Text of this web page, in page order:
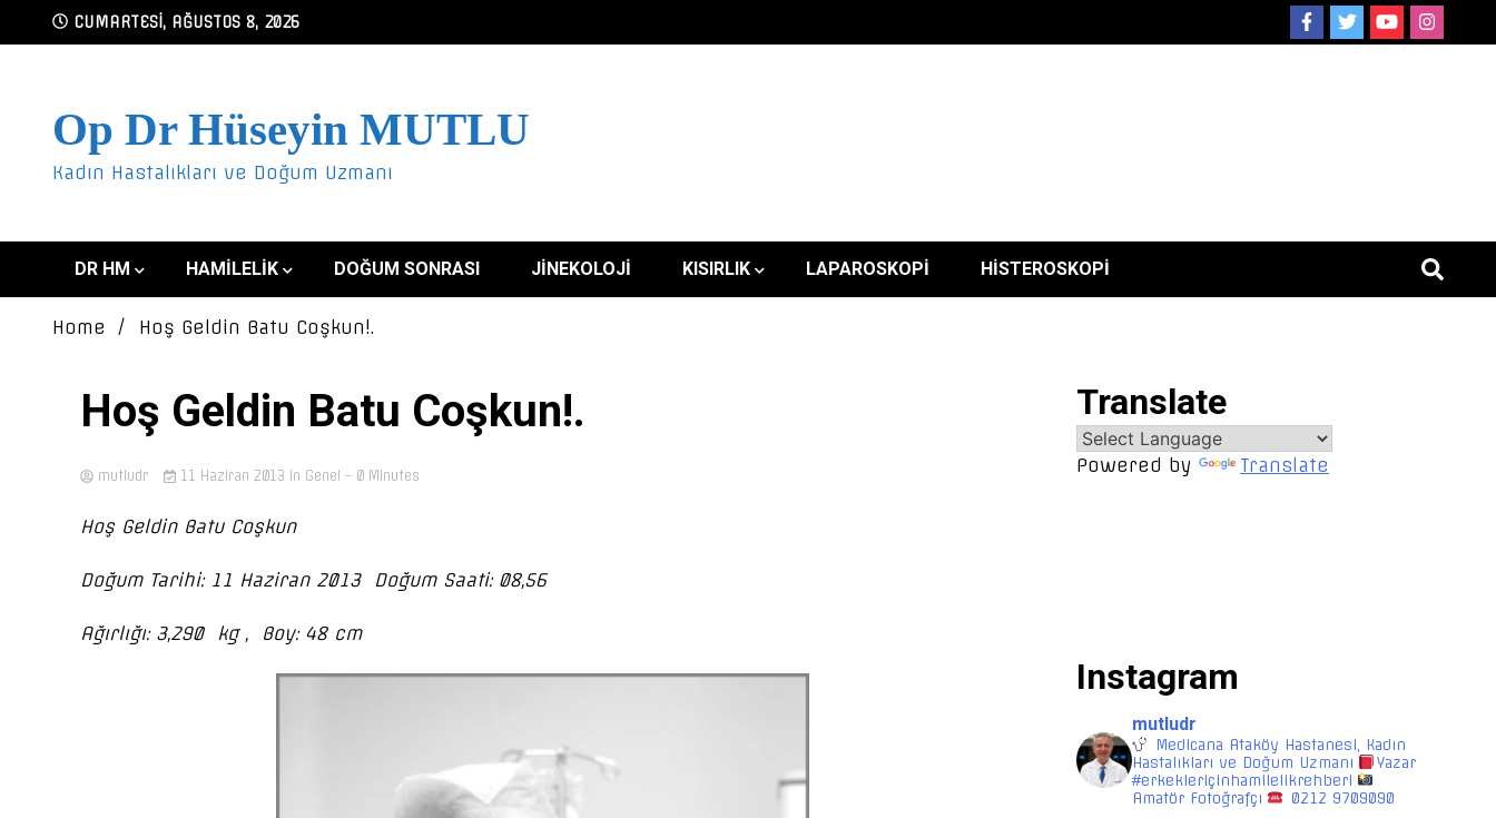
to
CUMARTESI, AĞUSTOS 8, 2026
Op Dr Hüseyin MUTLU
Kadın Hastalıkları ve Doğum Uzmanı
DR HM HAMILELIK DOĞUM SONRASI JINEKOLOJI KISIRLIK LAPAROSKOPI HISTEROSKOPI
Home Hoş Geldin Batu Coşkun!.
Hoş Geldin Batu Coşkun!.
mutludr 11 Haziran 2013 in Genel - 0 Minutes
Hoş Geldin Batu Coşkun
Doğum Tarihi: 11 Haziran 2013 Doğum Saati: 08,56
Ağırlığı: 3,290 kg , Boy: 48 cm
Translate
Powered by Translate
Instagram
mutludr
Medicana Ataköy Hastanesi, Kadın
Hastalıkları ve Doğum Uzmanı
Yazar
#erkekleriçinhamilelikrehberi
Amatör Fotoğrafçı
0212 9709090